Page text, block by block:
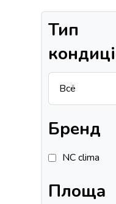
Тип
Бренд
NC clima
Площа